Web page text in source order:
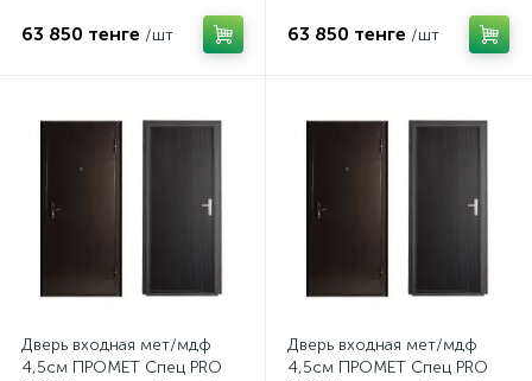
63 850 тенге /шт 63 850 тенге /шт
Дверь входная мет/мдф
4,5см ПРОМЕТ Спец PRO
Дверь входная мет/мдф
4,5см ПРОМЕТ Спец PRO